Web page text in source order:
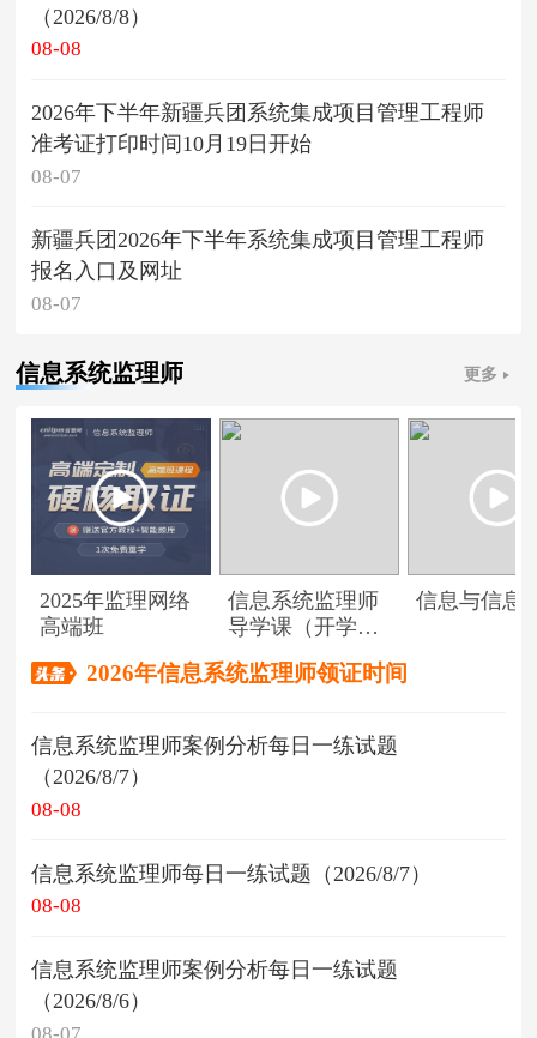
（2026/8/8）
08-08
2026年下半年新疆兵团系统集成项目管理工程师
准考证打印时间10月19日开始
08-07
新疆兵团2026年下半年系统集成项目管理工程师
报名入口及网址
08-07
信息系统监理师 更多
2025年监理网络
高端班
信息系统监理师
导学课（开学典
信息与信息
2026年信息系统监理师领证时间
信息系统监理师案例分析每日一练试题
（2026/8/7）
08-08
信息系统监理师每日一练试题（2026/8/7）
08-08
信息系统监理师案例分析每日一练试题
（2026/8/6）